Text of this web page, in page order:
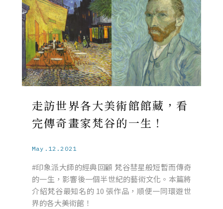
走訪世界各大美術館館藏，看
完傳奇畫家梵谷的一生！
May.12.2021
#印象派大師的經典回顧 梵谷彗星般短暫而傳奇
的一生，影響後一個半世紀的藝術文化。本篇將
介紹梵谷最知名的 10 張作品，順便一同環遊世
界的各大美術館！